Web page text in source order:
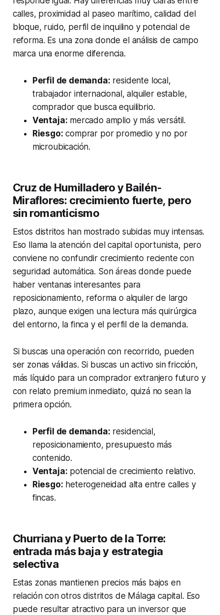
calles, proximidad al paseo marítimo, calidad del
bloque, ruido, perfil de inquilino y potencial de
reforma. Es una zona donde el análisis de campo
marca una enorme diferencia.
Perfil de demanda: residente local,
trabajador internacional, alquiler estable,
comprador que busca equilibrio.
Ventaja: mercado amplio y más versátil.
Riesgo: comprar por promedio y no por
microubicación.
Cruz de Humilladero y Bailén-
Miraflores: crecimiento fuerte, pero
sin romanticismo
Estos distritos han mostrado subidas muy intensas.
Eso llama la atención del capital oportunista, pero
conviene no confundir crecimiento reciente con
seguridad automática. Son áreas donde puede
haber ventanas interesantes para
reposicionamiento, reforma o alquiler de largo
plazo, aunque exigen una lectura más quirúrgica
del entorno, la finca y el perfil de la demanda.
Si buscas una operación con recorrido, pueden
ser zonas válidas. Si buscas un activo sin fricción,
más líquido para un comprador extranjero futuro y
con relato premium inmediato, quizá no sean la
primera opción.
Perfil de demanda: residencial,
reposicionamiento, presupuesto más
contenido.
Ventaja: potencial de crecimiento relativo.
Riesgo: heterogeneidad alta entre calles y
fincas.
Churriana y Puerto de la Torre:
entrada más baja y estrategia
selectiva
Estas zonas mantienen precios más bajos en
relación con otros distritos de Málaga capital. Eso
puede resultar atractivo para un inversor que